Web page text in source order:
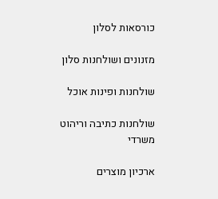
כורסאות לסלון
מזנונים ושולחנות סלון
שולחנות ופינות אוכל
שולחנות כתיבה וריהוט
משרדי
ארכיון מוצרים